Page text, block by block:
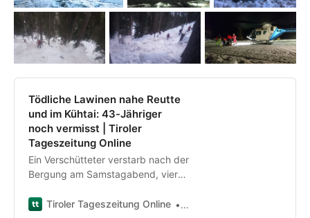
Tödliche Lawinen nahe Reutte
und im Kühtai: 43-Jähriger
noch vermisst | Tiroler
Tageszeitung Online
Ein Verschütteter verstarb nach der
Bergung am Samstagabend, vier
geborgen werden. Die Suche…
Tiroler Tageszeitung Online Larch Anja